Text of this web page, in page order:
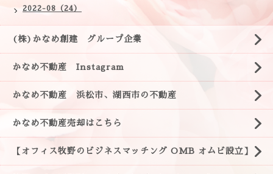
2022-08（24）
(株)かなめ創建 グループ企業
かなめ不動産 Instagram
かなめ不動産 浜松市、湖西市の不動産
かなめ不動産売却はこちら
【オフィス牧野のビジネスマッチング OMB オムビ設立】